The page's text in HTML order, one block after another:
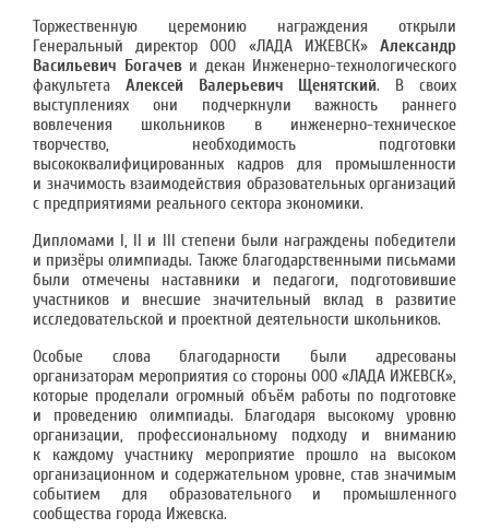
Торжественную церемонию награждения открыли
Генеральный директор ООО «ЛАДА ИЖЕВСК» Александр
Васильевич Богачеви декан Инженерно-технологического
факультета Алексей Валерьевич Щенятский. В своих
выступлениях они подчеркнули важность раннего
вовлечения школьников в инженерно-техническое
творчество, необходимость подготовки
высококвалифицированных кадров для промышленности
и значимость взаимодействия образовательных организаций
с предприятиями реального сектора экономики.
Дипломами I, II и III степени были награждены победители
и призёры олимпиады. Также благодарственными письмами
были отмечены наставники и педагоги, подготовившие
участников и внесшие значительный вклад в развитие
исследовательской и проектной деятельности школьников.
Особые слова благодарности были адресованы
организаторам мероприятия со стороны ООО «ЛАДА ИЖЕВСК»,
которые проделали огромный объём работы по подготовке
и проведению олимпиады. Благодаря высокому уровню
организации, профессиональному подходу и вниманию
к каждому участнику мероприятие прошло на высоком
организационном и содержательном уровне, став значимым
событием для образовательного и промышленного
сообщества города Ижевска.